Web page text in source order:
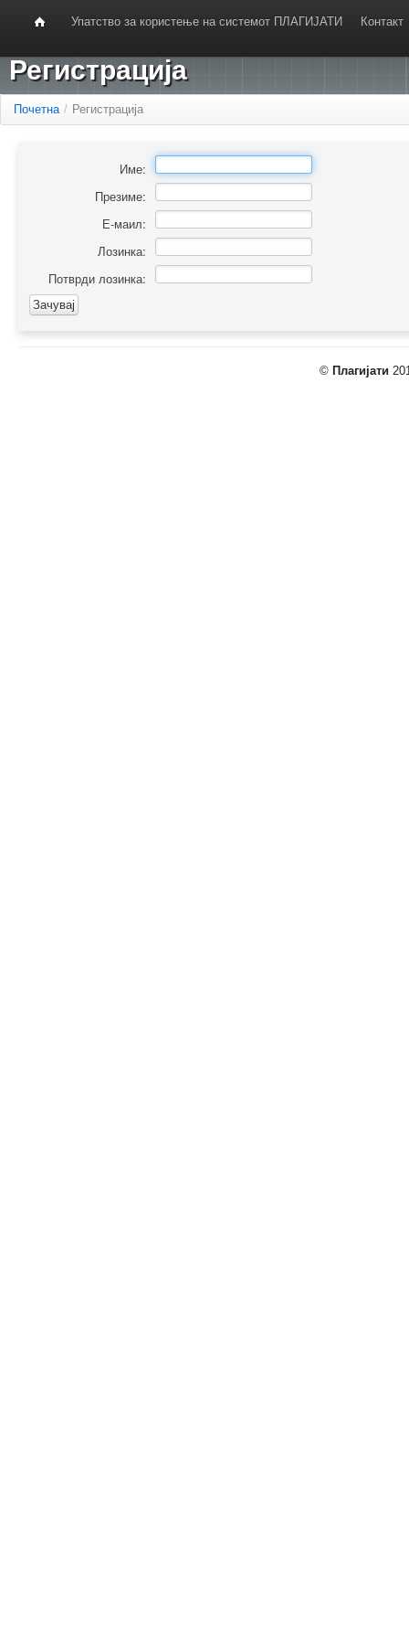
Упатство за користење на системот ПЛАГИЈАТИ Контакт
Регистрација
Почетна / Регистрација
Име:
Презиме:
Е-маил:
Лозинка:
Потврди лозинка:
© Плагијати